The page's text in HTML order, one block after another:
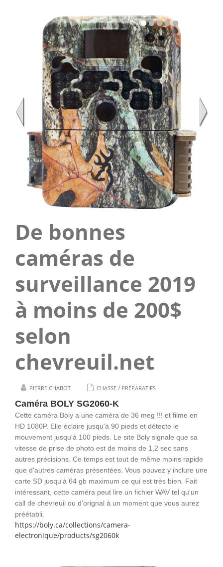
De bonnes
caméras de
surveillance 2019
à moins de 200$
selon
chevreuil.net
PIERRE CHABOT CHASSE / PRÉPARATIFS
Caméra BOLY SG2060-K
Cette caméra Boly a une caméra de 36 meg !!! et filme en
HD 1080P. Elle éclaire jusqu'à 90 pieds et détecte le
mouvement jusqu'à 100 pieds. Le site Boly signale que sa
vitesse de prise de photo est de moins de 1,2 sec sans
autres précisions. Ce temps est tout de même moins rapide
que d'autres caméras présentées. Vous pouvez y inclure une
carte SD jusqu'à 64 gb maximum ce qui est très bien. Fait
intéressant, cette caméra peut lire un fichier WAV tel qu'un
call de chevreuil ou d'orignal à un moment que vous aurez
préétabli.
https://boly.ca/collections/camera-
electronique/products/sg2060k